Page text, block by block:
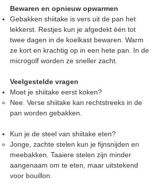
Bewaren en opnieuw opwarmen
Gebakken shiitake is vers uit de pan het
lekkerst. Restjes kun je afgedekt één tot
twee dagen in de koelkast bewaren. Warm
ze kort en krachtig op in een hete pan. In de
microgolf worden ze sneller zacht.
Veelgestelde vragen
Moet je shiitake eerst koken?
Nee. Verse shiitake kan rechtstreeks in de
pan worden gebakken.
Kun je de steel van shiitake eten?
Jonge, zachte stelen kun je fijnsnijden en
meebakken. Taaiere stelen zijn minder
aangenaam om te eten, maar uitstekend
voor bouillon.